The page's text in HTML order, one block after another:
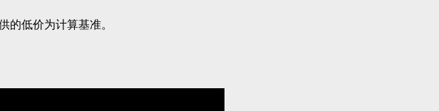
的低价为计算基准。